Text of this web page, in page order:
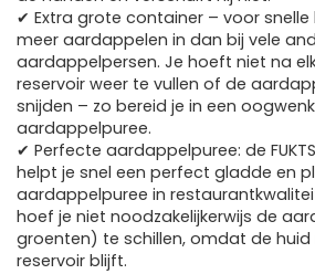
✔ Extra grote container – voor snelle
meer aardappelen in dan bij vele
aardappelpersen. Je hoeft niet na
reservoir weer te vullen of de
snijden – zo bereid je in een
aardappelpuree.
✔ Perfecte aardappelpuree: de
helpt je snel een perfect gladde en
aardappelpuree in
hoef je niet noodzakelijkerwijs de
groenten) te schillen, omdat de huid
reservoir blijft.